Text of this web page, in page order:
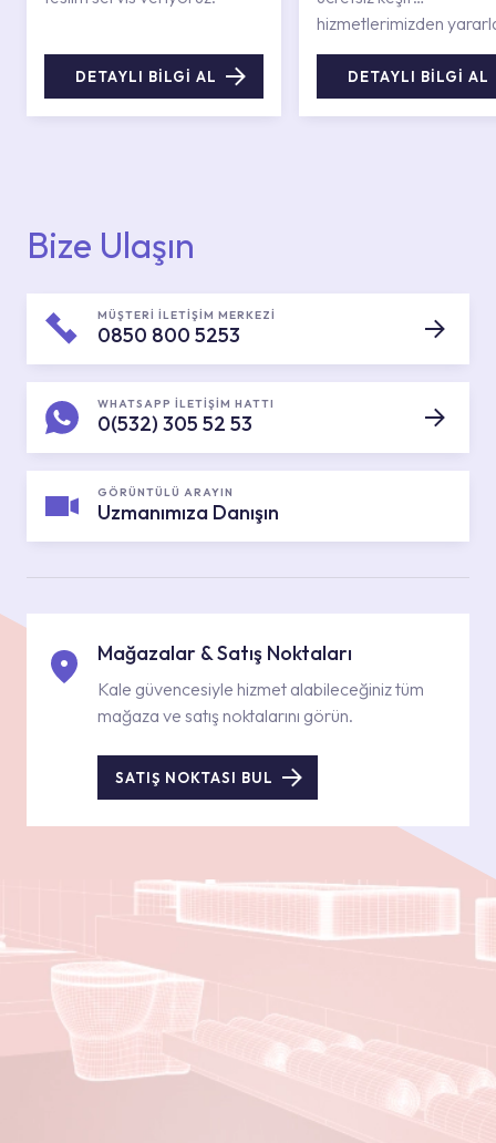
DETAYLI BİLGİ AL
hizmetlerimizden
DETAYLI BİLGİ AL
Bize Ulaşın
MÜŞTERİ İLETİŞİM MERKEZİ
0850 800 5253
WHATSAPP İLETİŞİM HATTI
0(532) 305 52 53
GÖRÜNTÜLÜ ARAYIN
Uzmanımıza Danışın
Mağazalar & Satış Noktaları
Kale güvencesiyle hizmet alabileceğiniz tüm
mağaza ve satış noktalarını görün.
SATIŞ NOKTASI BUL